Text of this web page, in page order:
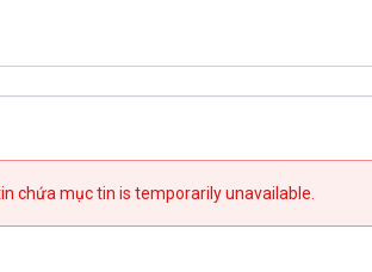
chứa mục tin is temporarily unavailable.